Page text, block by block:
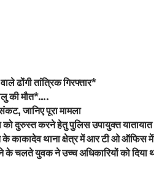
ढोंगी तांत्रिक गिरफ्तार*
की मौत*….
जानिए पूरा मामला
दुरुस्त करने हेतु पुलिस उपायुक्त
काकादेव थाना क्षेत्र में आर टी ओ ऑफिस
चलते युवक ने उच्च अधिकारियों को दिया